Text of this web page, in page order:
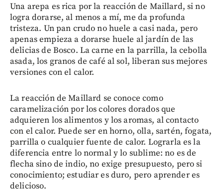
Una arepa es rica por la reacción de Maillard, si no
logra dorarse, al menos a mí, me da profunda
tristeza. Un pan crudo no huele a casi nada, pero
apenas empieza a dorarse huele al jardín de las
delicias de Bosco. La carne en la parrilla, la cebolla
asada, los granos de café al sol, liberan sus mejores
versiones con el calor.
La reacción de Maillard se conoce como
caramelización por los colores dorados que
adquieren los alimentos y los aromas, al contacto
con el calor. Puede ser en horno, olla, sartén, fogata,
parrilla o cualquier fuente de calor. Lograrla es la
diferencia entre lo normal y lo sublime: no es de
flecha sino de indio, no exige presupuesto, pero si
conocimiento; estudiar es duro, pero aprender es
delicioso.